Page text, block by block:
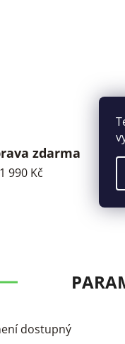
zdarma
990 Kč
dostupný